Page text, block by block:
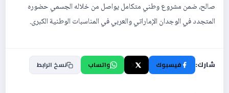
صالح، ضمن مشروع وطني متكامل يواصل من خلاله الجسمي حضوره
المتجدد في الوجدان الإماراتي والعربي في المناسبات الوطنية الكبرى.
شارك: فيسبوك واتساب نسخ الرابط